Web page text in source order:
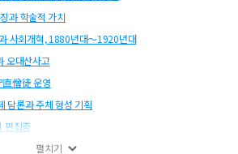
과 학술적 가치
사회개혁, 1880년대～1920년대
오대산사고
直僧徒 운영
담론과 주체 형성 기획
편집증
펼치기